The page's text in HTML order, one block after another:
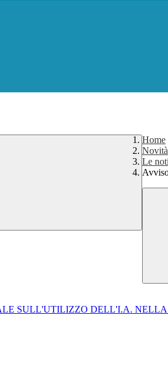
Home
Novità
Le
SULL'UTILIZZO DELL'I.A. NELLA